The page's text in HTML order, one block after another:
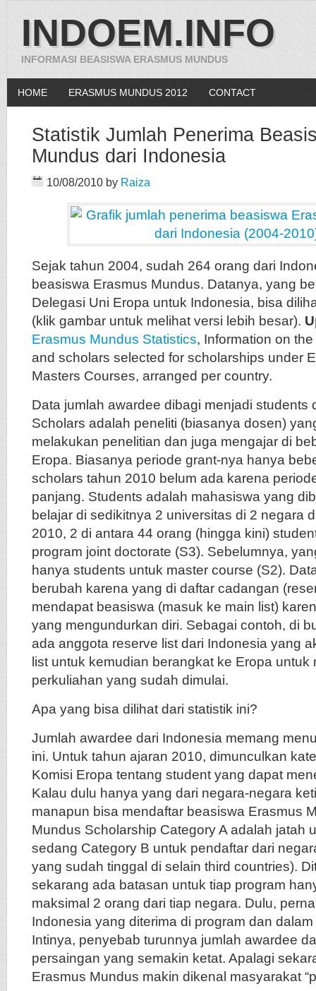
INDOEM.INFO
INFORMASI BEASISWA ERASMUS MUNDUS
HOME ERASMUS MUNDUS 2012 CONTACT
Statistik Jumlah Penerima
Mundus dari Indonesia
10/08/2010 by Raiza
Sejak tahun 2004, sudah 264 orang dari
beasiswa Erasmus Mundus. Datanya, yang
Delegasi Uni Eropa untuk Indonesia, bisa
(klik gambar untuk melihat versi lebih besar).
Erasmus Mundus Statistics, Information on
and scholars selected for scholarships under
Masters Courses, arranged per country.
Data jumlah awardee dibagi menjadi students
Scholars adalah peneliti (biasanya dosen)
melakukan penelitian dan juga mengajar di
Eropa. Biasanya periode grant-nya hanya
scholars tahun 2010 belum ada karena
panjang. Students adalah mahasiswa yang
belajar di sedikitnya 2 universitas di 2 negara
2010, 2 di antara 44 orang (hingga kini)
program joint doctorate (S3). Sebelumnya,
hanya students untuk master course (S2).
berubah karena yang di daftar cadangan
mendapat beasiswa (masuk ke main list)
yang mengundurkan diri. Sebagai contoh, di
ada anggota reserve list dari Indonesia yang
list untuk kemudian berangkat ke Eropa untuk
perkuliahan yang sudah dimulai.
Apa yang bisa dilihat dari statistik ini?
Jumlah awardee dari Indonesia memang
ini. Untuk tahun ajaran 2010, dimunculkan
Komisi Eropa tentang student yang dapat
Kalau dulu hanya yang dari negara-negara
manapun bisa mendaftar beasiswa Erasmus
Mundus Scholarship Category A adalah jatah
sedang Category B untuk pendaftar dari
yang sudah tinggal di selain third countries).
sekarang ada batasan untuk tiap program
maksimal 2 orang dari tiap negara. Dulu,
Indonesia yang diterima di program dan
Intinya, penyebab turunnya jumlah awardee
persaingan yang semakin ketat. Apalagi
Erasmus Mundus makin dikenal masyarakat